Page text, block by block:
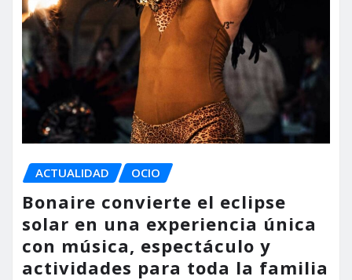
ACTUALIDAD OCIO
Bonaire convierte el eclipse
solar en una experiencia única
con música, espectáculo y
actividades para toda la familia